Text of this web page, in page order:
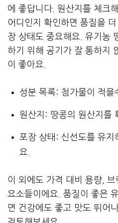
에 좋답니다. 원산지를 체크
어디인지 확인하면 품질을
장 상태도 중요해요. 유기농
하기 위해 공기가 잘 통하지
이 좋아요.
성분 목록: 첨가물이 적을
원산지: 땅콩의 원산지를
포장 상태: 신선도를 유지
요.
이 외에도 가격 대비 용량,
요소들이에요. 품질이 좋은
면 건강에도 좋고 맛도 뛰어